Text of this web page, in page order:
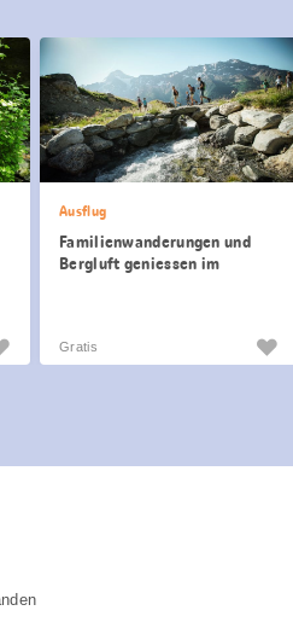
Ausflug
Familienwanderungen und
Bergluft geniessen im
Gratis